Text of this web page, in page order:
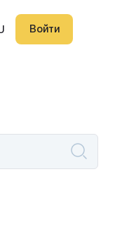
Войти